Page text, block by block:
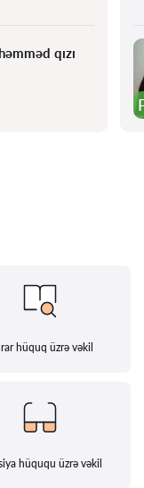
qızı
hüquq üzrə vəkil
hüququ üzrə vəkil